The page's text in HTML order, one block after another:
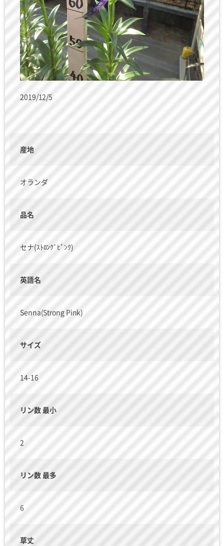
2019/12/5
産地
オランダ
品名
セナ(ｽﾄﾛﾝｸﾞﾋﾟﾝｸ)
英語名
Senna(Strong Pink)
サイズ
14-16
リン数 最小
2
リン数 最多
6
草丈